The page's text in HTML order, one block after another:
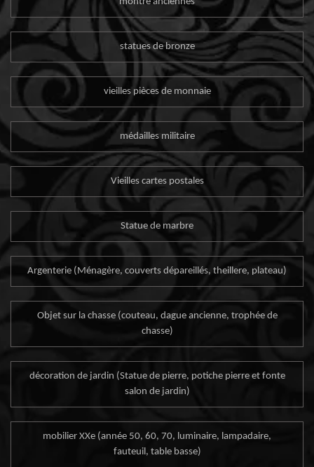
statues de bronze
vieilles pièces de monnaie
médailles militaire
Vieilles cartes postales
Statue de marbre
Argenterie (Ménagère, couverts dépareillés, theillere, plateau)
Objet sur la chasse (couteau, dague ancienne, trophée de
chasse)
décoration de jardin (Statue de pierre, potiche pierre et fonte
salon de jardin)
mobilier XXe (année 50, 60, 70, luminaire, lampadaire,
fauteuil, table basse)